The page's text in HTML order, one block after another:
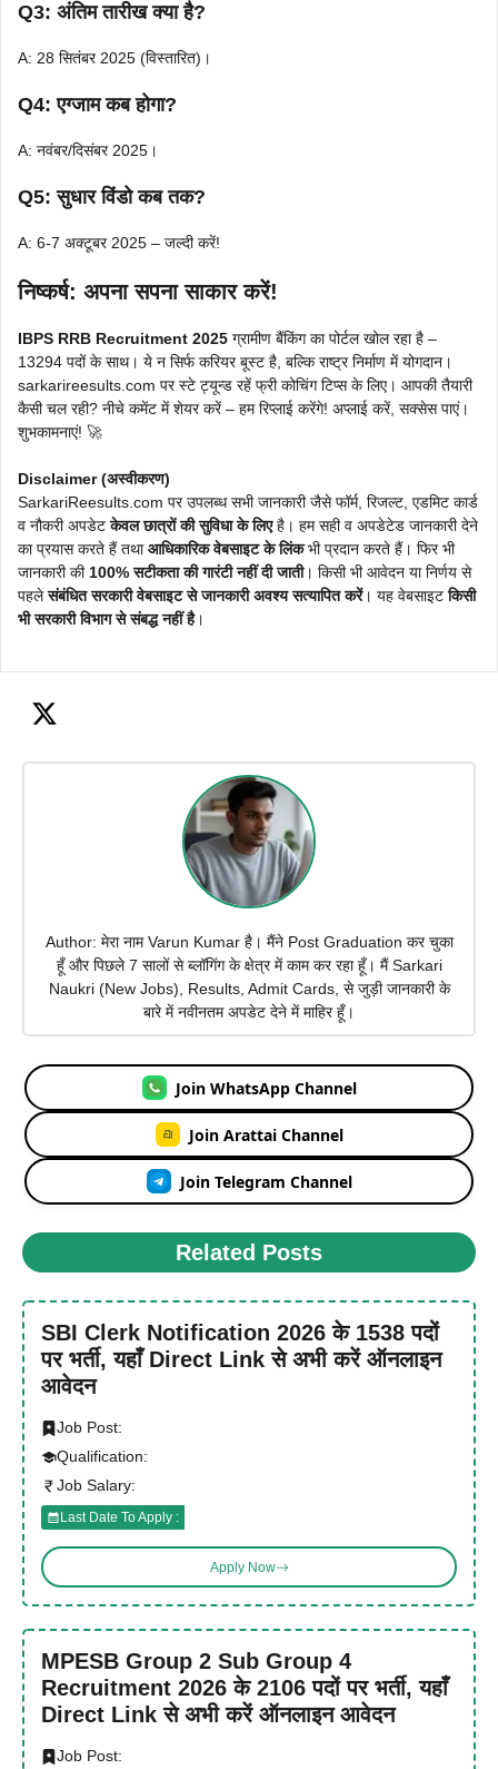
Q3: अंतिम तारीख क्या है?
A: 28 सितंबर 2025 (विस्तारित)।
Q4: एग्जाम कब होगा?
A: नवंबर/दिसंबर 2025।
Q5: सुधार विंडो कब तक?
A: 6-7 अक्टूबर 2025 – जल्दी करें!
निष्कर्ष: अपना सपना साकार करें!
IBPS RRB Recruitment 2025 ग्रामीण बैंकिंग का पोर्टल खोल रहा है –
13294 पदों के साथ। ये न सिर्फ करियर बूस्ट है, बल्कि राष्ट्र निर्माण में योगदान।
sarkarireesults.com पर स्टे ट्यून्ड रहें फ्री कोचिंग टिप्स के लिए। आपकी तैयारी
कैसी चल रही? नीचे कमेंट में शेयर करें – हम रिप्लाई करेंगे! अप्लाई करें, सक्सेस पाएं।
शुभकामनाएं! 🚀
Disclaimer (अस्वीकरण)
SarkariReesults.com पर उपलब्ध सभी जानकारी जैसे फॉर्म, रिजल्ट, एडमिट कार्ड
व नौकरी अपडेटकेवल छात्रों की सुविधा के लिएहै। हम सही व अपडेटेड जानकारी देने
का प्रयास करते हैं तथाआधिकारिक वेबसाइट के लिंकभी प्रदान करते हैं। फिर भी
जानकारी की100% सटीकता की गारंटी नहीं दी जाती। किसी भी आवेदन या निर्णय से
पहलेसंबंधित सरकारी वेबसाइट से जानकारी अवश्य सत्यापित करें। यह वेबसाइटकिसी
भी सरकारी विभाग से संबद्ध नहीं है।
Author: मेरा नाम Varun Kumar है। मैंने Post Graduation कर चुका
हूँ और पिछले 7 सालों से ब्लॉगिंग के क्षेत्र में काम कर रहा हूँ। मैं Sarkari
Naukri (New Jobs), Results, Admit Cards, से जुड़ी जानकारी के
बारे में नवीनतम अपडेट देने में माहिर हूँ।
Join WhatsApp Channel
Join Arattai Channel
Join Telegram Channel
Related Posts
SBI Clerk Notification 2026 के 1538 पदों
पर भर्ती, यहाँ Direct Link से अभी करें ऑनलाइन
आवेदन
Job Post:
Qualification:
Job Salary:
Last Date To Apply :
Apply Now
MPESB Group 2 Sub Group 4
Recruitment 2026 के 2106 पदों पर भर्ती, यहाँ
Direct Link से अभी करें ऑनलाइन आवेदन
Job Post: